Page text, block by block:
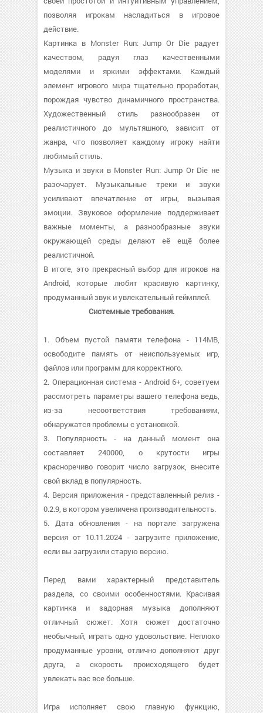
позволяя игрокам насладиться в игровое
действие.
Картинка в Monster Run: Jump Or Die радует
качеством, радуя глаз качественными
моделями и яркими эффектами. Каждый
элемент игрового мира тщательно проработан,
порождая чувство динамичного пространства.
Художественный стиль разнообразен от
реалистичного до мультяшного, зависит от
жанра, что позволяет каждому игроку найти
любимый стиль.
Музыка и звуки в Monster Run: Jump Or Die не
разочарует. Музыкальные треки и звуки
усиливают впечатление от игры, вызывая
эмоции. Звуковое оформление поддерживает
важные моменты, а разнообразные звуки
окружающей среды делают её ещё более
реалистичной.
В итоге, это прекрасный выбор для игроков на
Android, которые любят красивую картинку,
продуманный звук и увлекательный геймплей.
Системные требования.
1. Объем пустой памяти телефона - 114MB,
освободите память от неиспользуемых игр,
файлов или программ для корректного.
2. Операционная система - Android 6+, советуем
рассмотреть параметры вашего телефона ведь,
из-за несоответствия требованиям,
обнаружатся проблемы с установкой.
3. Популярность - на данный момент она
составляет 240000, о крутости игры
красноречиво говорит число загрузок, внесите
свой вклад в популярность.
4. Версия приложения - представленный релиз -
0.2.9, в котором увеличена производительность.
5. Дата обновления - на портале загружена
версия от 10.11.2024 - загрузите приложение,
если вы загрузили старую версию.
Перед вами характерный представитель
раздела, со своими особенностями. Красивая
картинка и задорная музыка дополняют
отличный сюжет. Хотя сюжет достаточно
необычный, играть одно удовольствие. Неплохо
продуманные уровни, отлично дополняют друг
друга, а скорость происходящего будет
увлекать вас все больше.
Игра исполняет свою главную функцию,